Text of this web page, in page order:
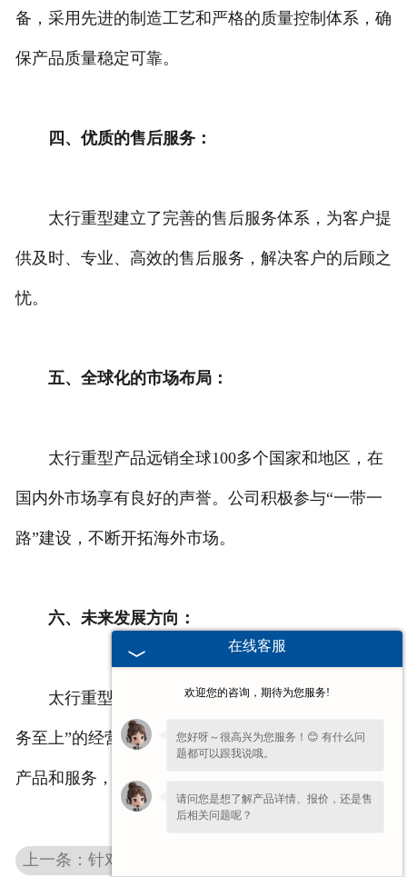
备，采用先进的制造工艺和严格的质量控制体系，确
保产品质量稳定可靠。
四、优质的售后服务：
太行重型建立了完善的售后服务体系，为客户提
供及时、专业、高效的售后服务，解决客户的后顾之
忧。
五、全球化的市场布局：
太行重型产品远销全球100多个国家和地区，在
国内外市场享有良好的声誉。公司积极参与“一带一
路”建设，不断开拓海外市场。
六、未来发展方向：
太行重型将继续坚持“创新驱动、质量为先、服
务至上”的经营理念，致力于为客户提供更加优质的
产品和服务，打造世界一流的矿山机械企业。
在线客服
欢迎您的咨询，期待为您服务!
您好呀～很高兴为您服务！😊 有什么问
题都可以跟我说哦。
请问您是想了解产品详情、报价，还是售
后相关问题呢？